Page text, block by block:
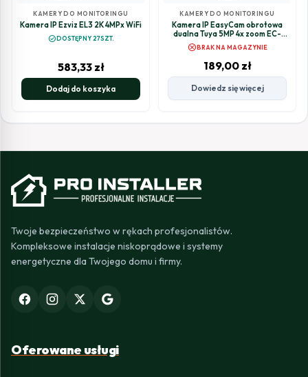
KAMERY DO MONITORINGU
Kamera IP Ezviz EL3 2K 4MPx WiFi
check_circleDOSTĘPNY 27SZT.
583,33 zł
Dodaj do koszyka
KAMERY DO MONITORINGU
Kamera IP EasyCam obrotowa
dualna Tuya 5MP 4x zoom EC-
2x5PTZ8L
cancelBRAK NA MAGAZYNIE
189,00 zł
Dowiedz się więcej
Twoje bezpieczeństwo w rękach profesjonalistów.
Kompleksowe instalacje niskoprądowe i systemy
energetyczne dla Twojego domu i firmy.
Oferowane usługi